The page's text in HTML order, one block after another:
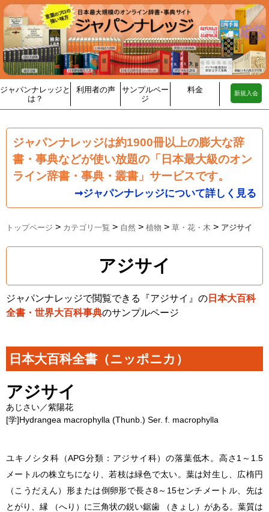
ジャパンナレッジと
は？
利用者の声
サンプルペー
ジ
料金 新規入会
ジャパンナレッジは約1900冊以上の膨大な辞
書・事典などが使い放題の「日本最大級のオン
ライン辞書・事典・叢書」サービスです。
➞ジャパンナレッジについて詳しく見る
トップページ > カテゴリ一覧 > 自然 > 植物 > 草・花・木 > アジサイ
アジサイ
ジャパンナレッジで閲覧できる『アジサイ』の 日本大百科
全書・世界大百科事典のサンプルページ
日本大百科全書（ニッポニカ）
アジサイ
あじさい／紫陽花
[学]Hydrangea macrophylla (Thunb.) Ser. f. macrophylla
ユキノシタ科（APG分類：アジサイ科）の落葉低木。高さ1～1.5
メートルの株立ちになり、若枝は緑色で太い。葉は対生し、広楕円
（こうだえん）形または倒卵形で長さ8～15センチメートル、先は
とがり、縁 （へり）に三角状の鋭い鋸歯 （きょし）がある。葉質は